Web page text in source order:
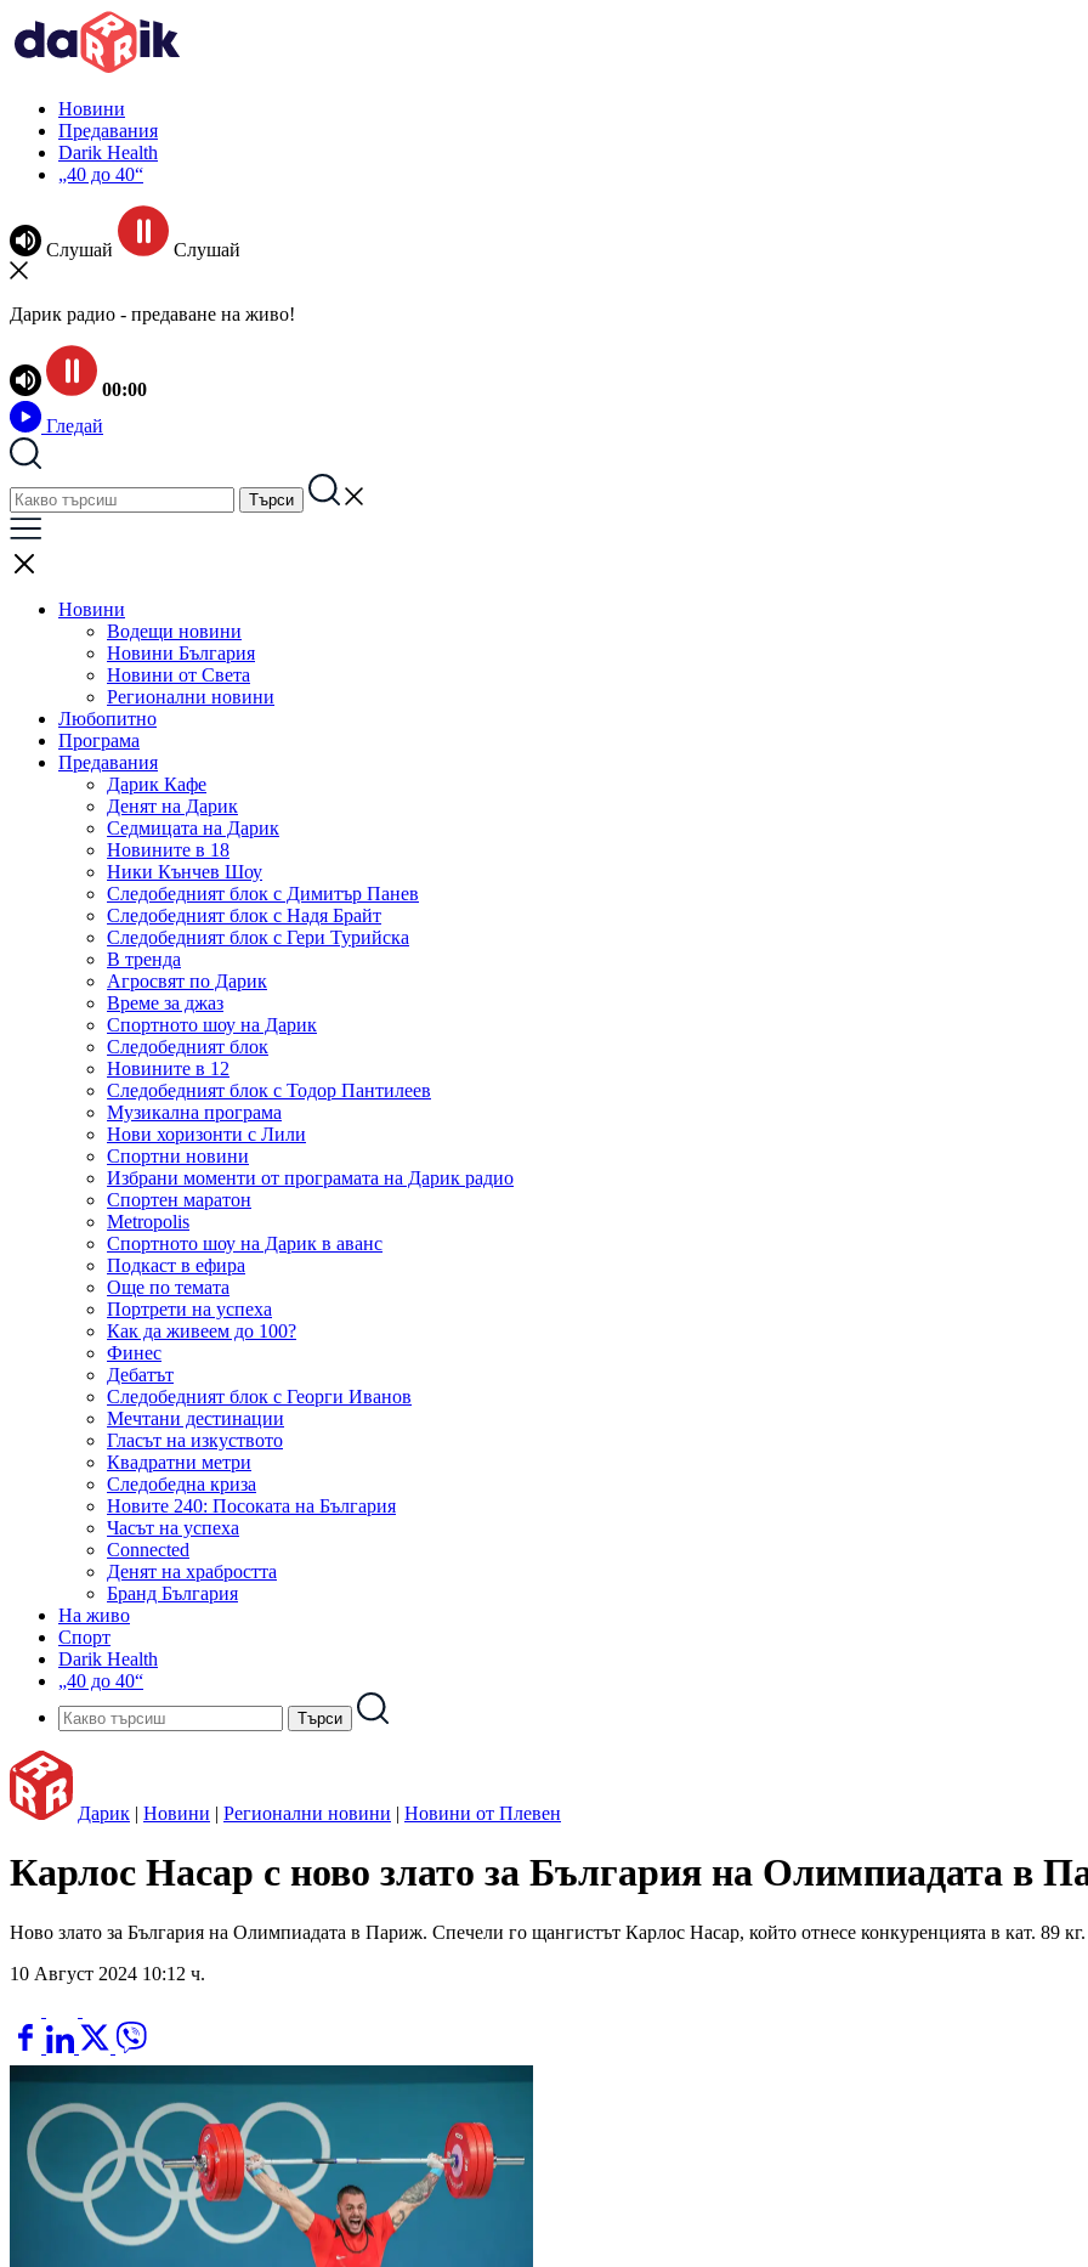
Новини
Предавания
Darik Health
„40 до 40“
Слушай Слушай
Дарик радио - предаване на живо!
00:00
Гледай
Новини
Водещи новини
Новини България
Новини от Света
Регионални новини
Любопитно
Програма
Предавания
Дарик Кафе
Денят на Дарик
Седмицата на Дарик
Новините в 18
Ники Кънчев Шоу
Следобедният блок с Димитър Панев
Следобедният блок с Надя Брайт
Следобедният блок с Гери Турийска
В тренда
Агросвят по Дарик
Време за джаз
Спортното шоу на Дарик
Следобедният блок
Новините в 12
Следобедният блок с Тодор Пантилеев
Музикална програма
Нови хоризонти с Лили
Спортни новини
Избрани моменти от програмата на Дарик радио
Спортен маратон
Metropolis
Спортното шоу на Дарик в аванс
Подкаст в ефира
Още по темата
Портрети на успеха
Как да живеем до 100?
Финес
Дебатът
Следобедният блок с Георги Иванов
Мечтани дестинации
Гласът на изкуството
Квадратни метри
Следобедна криза
Новите 240: Посоката на България
Часът на успеха
Connected
Денят на храбростта
Бранд България
На живо
Спорт
Darik Health
„40 до 40“
Дарик | Новини | Регионални новини | Новини от Плевен
Карлос Насар с ново злато за България на Олимпиадата в
Ново злато за България на Олимпиадата в Париж. Спечели го щангистът Карлос Насар, който отнесе конкуренцията в кат. 89 кг.
10 Август 2024 10:12 ч.